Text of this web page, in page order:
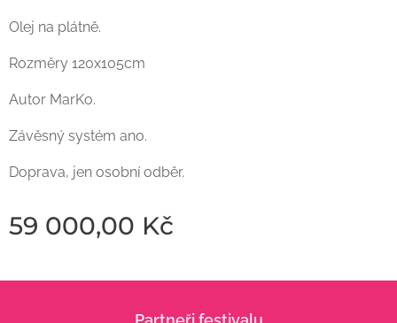
Olej na plátně.
Rozměry 120x105cm
Autor MarKo.
Závěsný systém ano.
Doprava, jen osobní odběr.
59 000,00 Kč